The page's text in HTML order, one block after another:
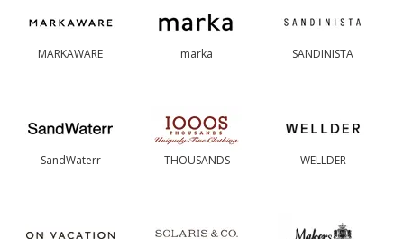
MARKAWARE marka SANDINISTA
SandWaterr THOUSANDS WELLDER